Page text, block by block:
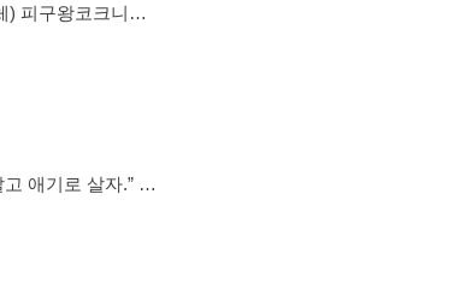
운동 못해도 ok
? 여기는